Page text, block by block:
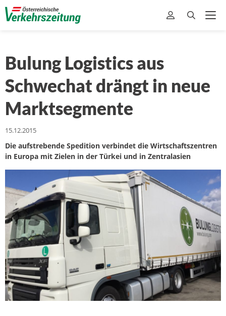
Bulung Logistics aus
Schwechat drängt in neue
Marktsegmente
15.12.2015
Die aufstrebende Spedition verbindet die Wirtschaftszentren
in Europa mit Zielen in der Türkei und in Zentralasien